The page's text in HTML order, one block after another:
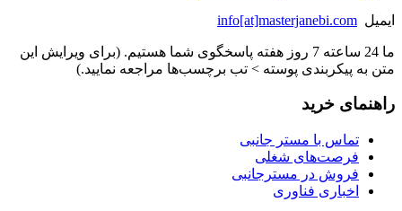
ایمیل info[at]masterjanebi.com
ما 24 ساعته 7 روز هفته پاسخگوی شما هستیم. (برای ویرایش این
متن به پیکربندی پوسته > تب برچسب‌ها مراجعه نمایید.)
راهنمای خرید
تماس با مستر جانبی
فرصت‌های شغلی
فروش در مسترجانبی
اخباری فناوری